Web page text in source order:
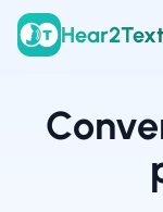
Hear2Text